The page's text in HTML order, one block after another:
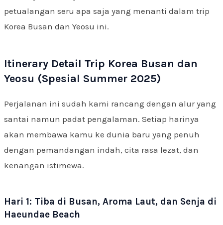
petualangan seru apa saja yang menanti dalam trip
Korea Busan dan Yeosu ini.
Itinerary Detail Trip Korea Busan dan
Yeosu (Spesial Summer 2025)
Perjalanan ini sudah kami rancang dengan alur yang
santai namun padat pengalaman. Setiap harinya
akan membawa kamu ke dunia baru yang penuh
dengan pemandangan indah, cita rasa lezat, dan
kenangan istimewa.
Hari 1: Tiba di Busan, Aroma Laut, dan Senja di
Haeundae Beach